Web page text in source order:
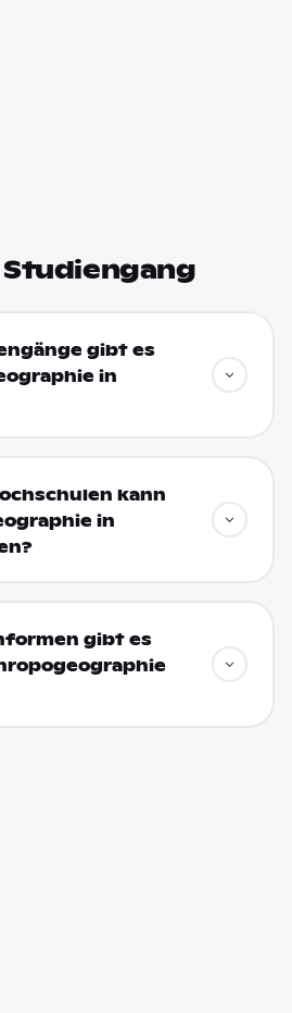
Studiengang
gibt es
in
kann
in
gibt es